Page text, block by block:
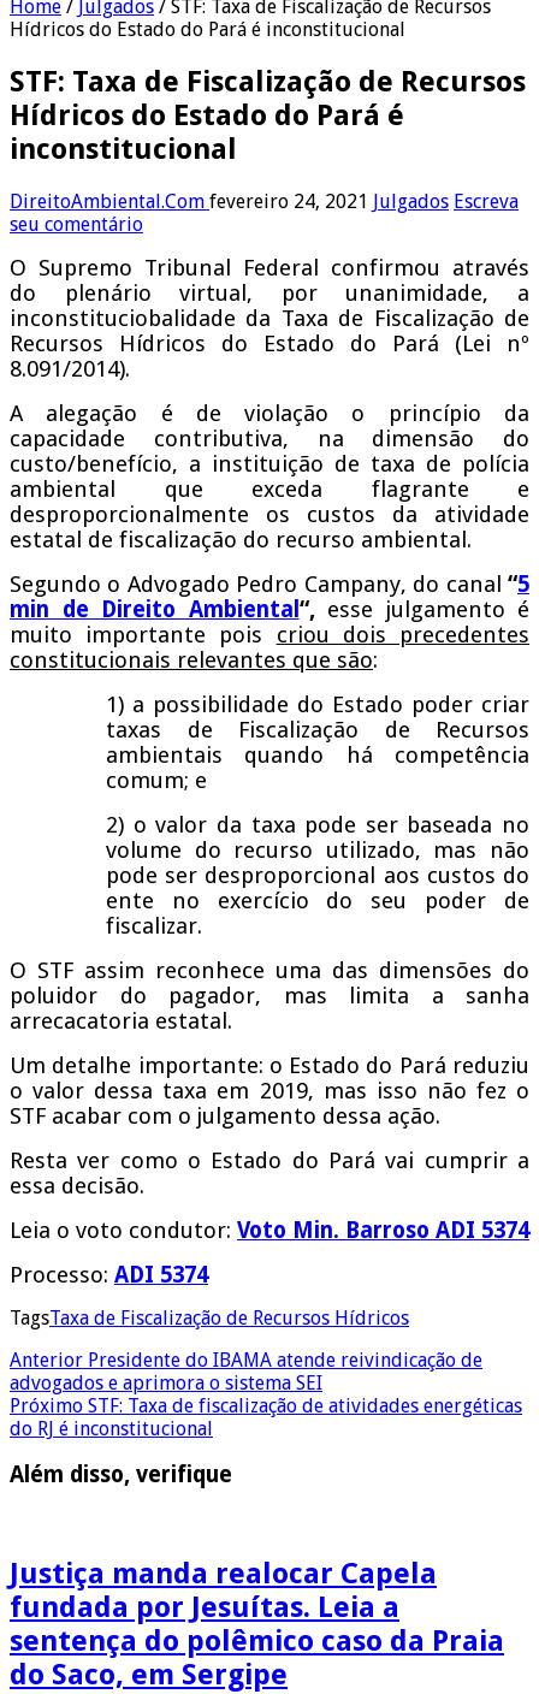
Home / Julgados / STF: Taxa de Fiscalização de Recursos
Hídricos do Estado do Pará é inconstitucional
STF: Taxa de Fiscalização de Recursos
Hídricos do Estado do Pará é
inconstitucional
DireitoAmbiental.Com fevereiro 24, 2021 Julgados Escreva
seu comentário
O Supremo Tribunal Federal confirmou através
do plenário virtual, por unanimidade, a
inconstituciobalidade da Taxa de Fiscalização de
Recursos Hídricos do Estado do Pará (Lei nº
8.091/2014).
A alegação é de violação o princípio da
capacidade contributiva, na dimensão do
custo/benefício, a instituição de taxa de polícia
ambiental que exceda flagrante e
desproporcionalmente os custos da atividade
estatal de fiscalização do recurso ambiental.
Segundo o Advogado Pedro Campany, do canal “5
min de Direito Ambiental “, esse julgamento é
muito importante pois criou dois precedentes
constitucionais relevantes que são:
1) a possibilidade do Estado poder criar
taxas de Fiscalização de Recursos
ambientais quando há competência
comum; e
2) o valor da taxa pode ser baseada no
volume do recurso utilizado, mas não
pode ser desproporcional aos custos do
ente no exercício do seu poder de
fiscalizar.
O STF assim reconhece uma das dimensões do
poluidor do pagador, mas limita a sanha
arrecacatoria estatal.
Um detalhe importante: o Estado do Pará reduziu
o valor dessa taxa em 2019, mas isso não fez o
STF acabar com o julgamento dessa ação.
Resta ver como o Estado do Pará vai cumprir a
essa decisão.
Leia o voto condutor: Voto Min. Barroso ADI 5374
Processo: ADI 5374
TagsTaxa de Fiscalização de Recursos Hídricos
Anterior Presidente do IBAMA atende reivindicação de
advogados e aprimora o sistema SEI
Próximo STF: Taxa de fiscalização de atividades energéticas
do RJ é inconstitucional
Além disso, verifique
Justiça manda realocar Capela
fundada por Jesuítas. Leia a
sentença do polêmico caso da Praia
do Saco, em Sergipe